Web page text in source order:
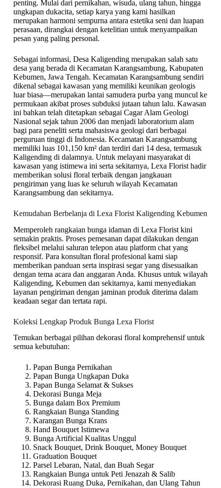
penting. Mulai dari pernikahan, wisuda, ulang tahun, hingga
ungkapan dukacita, setiap karya yang kami hasilkan
merupakan harmoni sempurna antara estetika seni dan luapan
perasaan, dirangkai dengan ketelitian untuk menyampaikan
pesan yang paling personal.
Sebagai informasi, Desa Kaligending merupakan salah satu
desa yang berada di Kecamatan Karangsambung, Kabupaten
Kebumen, Jawa Tengah. Kecamatan Karangsambung sendiri
dikenal sebagai kawasan yang memiliki keunikan geologis
luar biasa—merupakan lantai samudera purba yang muncul ke
permukaan akibat proses subduksi jutaan tahun lalu. Kawasan
ini bahkan telah ditetapkan sebagai Cagar Alam Geologi
Nasional sejak tahun 2006 dan menjadi laboratorium alam
bagi para peneliti serta mahasiswa geologi dari berbagai
perguruan tinggi di Indonesia. Kecamatan Karangsambung
memiliki luas 101,150 km² dan terdiri dari 14 desa, termasuk
Kaligending di dalamnya. Untuk melayani masyarakat di
kawasan yang istimewa ini serta sekitarnya, Lexa Florist hadir
memberikan solusi floral terbaik dengan jangkauan
pengiriman yang luas ke seluruh wilayah Kecamatan
Karangsambung dan sekitarnya.
Kemudahan Berbelanja di Lexa Florist Kaligending Kebumen
Memperoleh rangkaian bunga idaman di Lexa Florist kini
semakin praktis. Proses pemesanan dapat dilakukan dengan
fleksibel melalui saluran telepon atau platform chat yang
responsif. Para konsultan floral profesional kami siap
memberikan panduan serta inspirasi segar yang disesuaikan
dengan tema acara dan anggaran Anda. Khusus untuk wilayah
Kaligending, Kebumen dan sekitarnya, kami menyediakan
layanan pengiriman dengan jaminan produk diterima dalam
keadaan segar dan tertata rapi.
Koleksi Lengkap Produk Bunga Lexa Florist
Temukan berbagai pilihan dekorasi floral komprehensif untuk
semua kebutuhan:
Papan Bunga Pernikahan
Papan Bunga Ungkapan Duka
Papan Bunga Selamat & Sukses
Dekorasi Bunga Meja
Bunga dalam Box Premium
Rangkaian Bunga Standing
Karangan Bunga Krans
Hand Bouquet Istimewa
Bunga Artificial Kualitas Unggul
Snack Bouquet, Drink Bouquet, Money Bouquet
Graduation Bouquet
Parsel Lebaran, Natal, dan Buah Segar
Rangkaian Bunga untuk Peti Jenazah & Salib
Dekorasi Ruang Duka, Pernikahan, dan Ulang Tahun